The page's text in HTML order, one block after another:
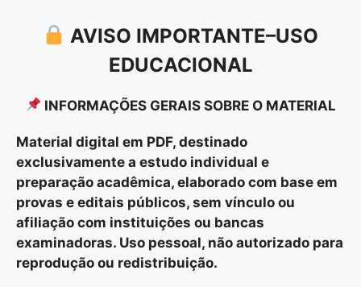
AVISO IMPORTANTE–USO
EDUCACIONAL
INFORMAÇÕES GERAIS SOBRE O MATERIAL
Material digital em PDF, destinado
exclusivamente a estudo individual e
preparação acadêmica, elaborado com base em
provas e editais públicos, sem vínculo ou
afiliação com instituições ou bancas
examinadoras. Uso pessoal, não autorizado para
reprodução ou redistribuição.